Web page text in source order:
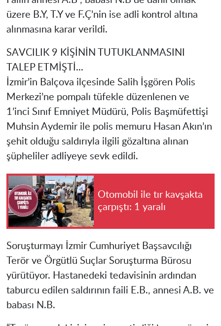
üzere B.Y, T.Y ve F.Ç’nin ise adli kontrol altına
alınmasına karar verildi.
SAVCILIK 9 KİŞİNİN TUTUKLANMASINI
TALEP ETMİŞTİ...
İzmir’in Balçova ilçesinde Salih İşgören Polis
Merkezi’ne pompalı tüfekle düzenlenen ve
1’inci Sınıf Emniyet Müdürü, Polis Başmüfettişi
Muhsin Aydemir ile polis memuru Hasan Akın’ın
şehit olduğu saldırıyla ilgili gözaltına alınan
şüpheliler adliyeye sevk edildi.
Otomobil ile tır kavşakta
çarpıştı: 1 yaralı
Soruşturmayı İzmir Cumhuriyet Başsavcılığı
Terör ve Örgütlü Suçlar Soruşturma Bürosu
yürütüyor. Hastanedeki tedavisinin ardından
taburcu edilen saldırının faili E.B., annesi A.B. ve
babası N.B.